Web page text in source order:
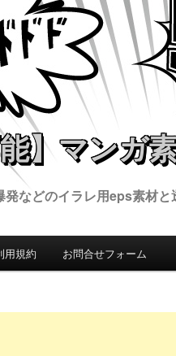
】マンガ
発などのイラレ用eps素材
用規約 お問合せフォーム